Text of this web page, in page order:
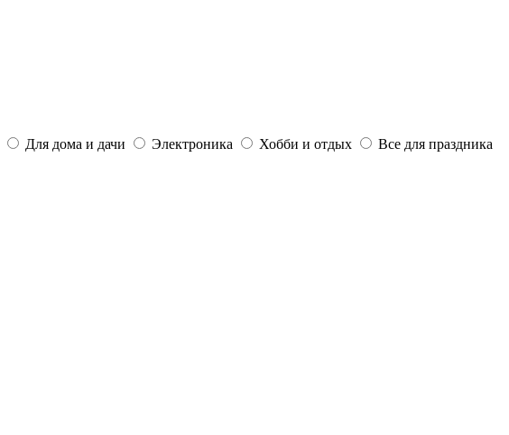
Для дома и дачи Электроника Хобби и отдых
Все для праздника